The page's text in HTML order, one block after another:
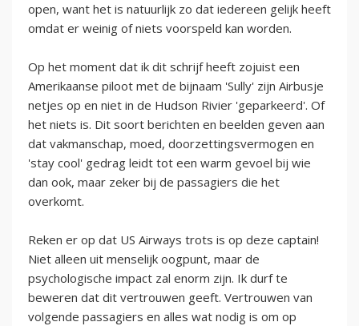
open, want het is natuurlijk zo dat iedereen gelijk heeft
omdat er weinig of niets voorspeld kan worden.
Op het moment dat ik dit schrijf heeft zojuist een
Amerikaanse piloot met de bijnaam 'Sully' zijn Airbusje
netjes op en niet in de Hudson Rivier 'geparkeerd'. Of
het niets is. Dit soort berichten en beelden geven aan
dat vakmanschap, moed, doorzettingsvermogen en
'stay cool' gedrag leidt tot een warm gevoel bij wie
dan ook, maar zeker bij de passagiers die het
overkomt.
Reken er op dat US Airways trots is op deze captain!
Niet alleen uit menselijk oogpunt, maar de
psychologische impact zal enorm zijn. Ik durf te
beweren dat dit vertrouwen geeft. Vertrouwen van
volgende passagiers en alles wat nodig is om op